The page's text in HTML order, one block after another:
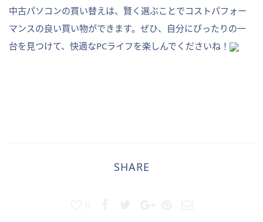
中古パソコンの買い替えは、賢く選ぶことでコストパフォー
マンスの良い買い物ができます。ぜひ、自分にぴったりの一
台を見つけて、快適なPCライフを楽しんでくださいね！
SHARE